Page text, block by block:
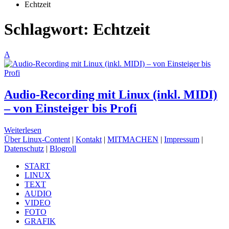
Echtzeit
Schlagwort: Echtzeit
A
Audio-Recording mit Linux (inkl. MIDI)
– von Einsteiger bis Profi
Weiterlesen
Über Linux-Content | Kontakt | MITMACHEN | Impressum |
Datenschutz | Blogroll
START
LINUX
TEXT
AUDIO
VIDEO
FOTO
GRAFIK